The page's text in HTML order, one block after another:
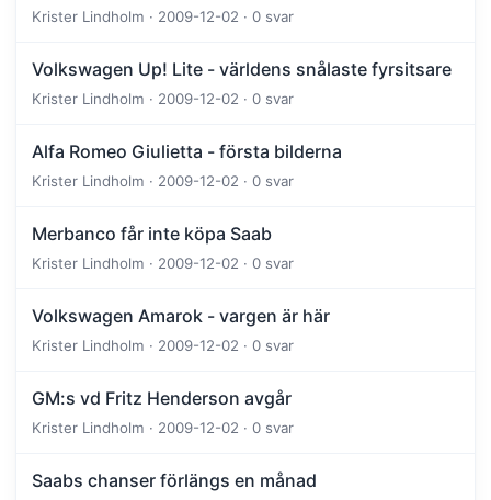
Krister Lindholm · 2009-12-02 · 0 svar
Volkswagen Up! Lite - världens snålaste fyrsitsare
Krister Lindholm · 2009-12-02 · 0 svar
Alfa Romeo Giulietta - första bilderna
Krister Lindholm · 2009-12-02 · 0 svar
Merbanco får inte köpa Saab
Krister Lindholm · 2009-12-02 · 0 svar
Volkswagen Amarok - vargen är här
Krister Lindholm · 2009-12-02 · 0 svar
GM:s vd Fritz Henderson avgår
Krister Lindholm · 2009-12-02 · 0 svar
Saabs chanser förlängs en månad